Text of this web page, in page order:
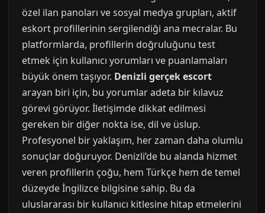
özel ilan panoları ve sosyal medya grupları, aktif
eskort profillerinin sergilendiği ana mecralar. Bu
platformlarda, profillerin doğruluğunu test
etmek için kullanıcı yorumları ve puanlamaları
büyük önem taşıyor. Denizli gerçek escort
arayan biri için, bu yorumlar adeta bir kılavuz
görevi görüyor. İletişimde dikkat edilmesi
gereken bir diğer nokta ise, dil ve üslup.
Profesyonel bir yaklaşım, her zaman daha olumlu
sonuçlar doğuruyor. Denizli’de bu alanda hizmet
veren profillerin çoğu, hem Türkçe hem de temel
düzeyde İngilizce bilgisine sahip. Bu da
uluslararası bir kullanıcı kitlesine hitap etmelerini